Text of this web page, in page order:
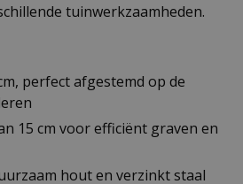
tuinwerkzaamheden.
perfect afgestemd op de
15 cm voor efficiënt graven en
hout en verzinkt staal